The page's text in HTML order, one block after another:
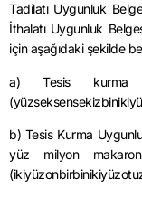
Tadilatı Uygunluk
İthalatı Uygunluk
için aşağıdaki şekilde
a) Tesis kurma
b) Tesis Kurma
yüz milyon